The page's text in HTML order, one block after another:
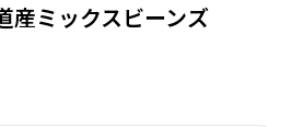
産ミックスビーンズ